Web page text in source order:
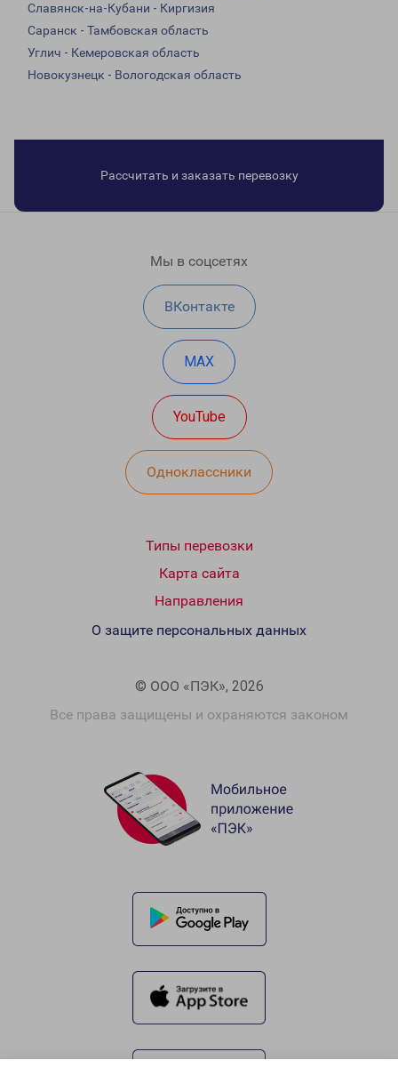
Славянск-на-Кубани - Киргизия
Саранск - Тамбовская область
Углич - Кемеровская область
Новокузнецк - Вологодская область
Рассчитать и заказать перевозку
Мы в соцсетях
ВКонтакте
MAX
YouTube
Одноклассники
Типы перевозки
Карта сайта
Направления
© ООО «ПЭК», 2026
Все права защищены и охраняются законом
О защите персональных данных